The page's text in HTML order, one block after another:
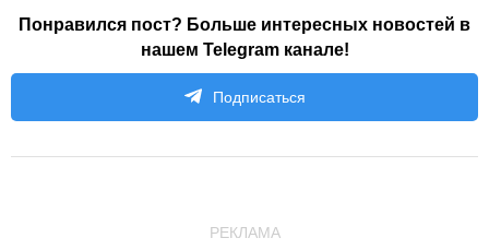
Понравился пост? Больше интересных новостей в
нашем Telegram канале!
Подписаться
РЕКЛАМА